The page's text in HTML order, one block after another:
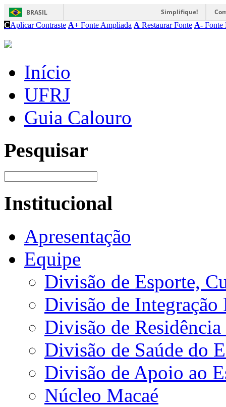
BRASIL Simplifique!
CAplicar Contraste A+ Fonte Ampliada A Restaurar Fonte A- Fonte
Início
UFRJ
Guia Calouro
Pesquisar
Institucional
Apresentação
Equipe
Divisão de Esporte,
Divisão de Integração
Divisão de
Divisão de Saúde do
Divisão de Apoio ao
Núcleo Macaé